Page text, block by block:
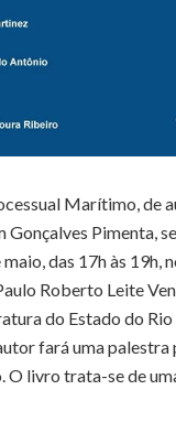
Marítimo, de
Pimenta,
das 17h às 19h,
Roberto Leite
do Estado do Rio
fará uma palestra
O livro trata-se de